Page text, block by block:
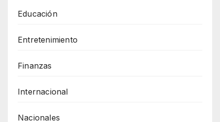
Educación
Entretenimiento
Finanzas
Internacional
Nacionales